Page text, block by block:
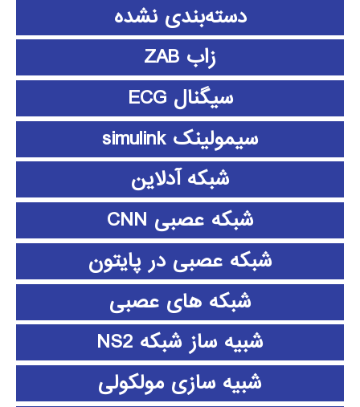
دسته‌بندی نشده
زاب ZAB
سیگنال ECG
سیمولینک simulink
شبکه آدلاین
شبکه عصبی CNN
شبکه عصبی در پایتون
شبکه های عصبی
شبیه ساز شبکه NS2
شبیه سازی مولکولی